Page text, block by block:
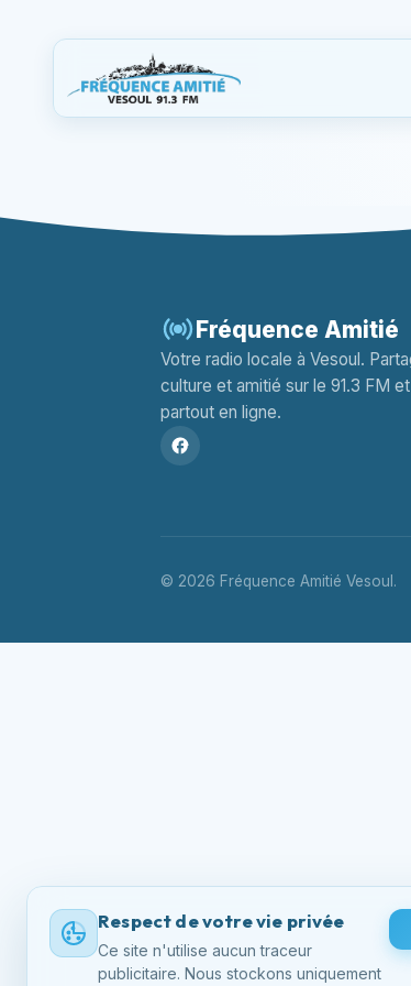
Respect de votre vie privée
Ce site n'utilise aucun traceur
publicitaire. Nous stockons uniquement
Fréquence Amitié
Votre radio locale à Vesoul.
culture et amitié sur le 91.3 FM et
partout en ligne.
© 2026 Fréquence Amitié Vesoul.